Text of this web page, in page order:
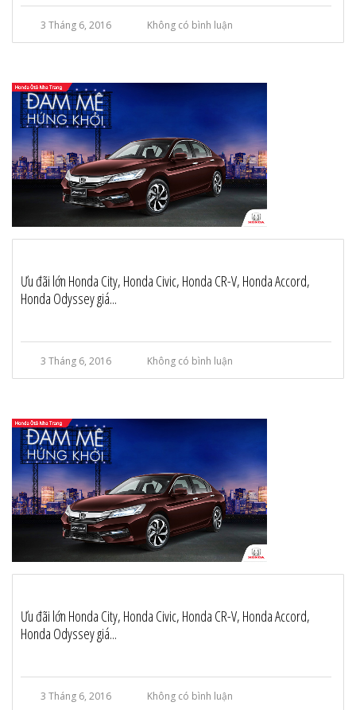
3 Tháng 6, 2016 Không có bình luận
Ưu đãi lớn Honda City, Honda Civic, Honda CR-V, Honda Accord,
Honda Odyssey giá...
3 Tháng 6, 2016 Không có bình luận
Ưu đãi lớn Honda City, Honda Civic, Honda CR-V, Honda Accord,
Honda Odyssey giá...
3 Tháng 6, 2016 Không có bình luận